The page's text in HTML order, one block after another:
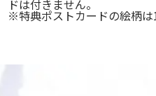
ドは付きません。
※特典ポストカードの絵柄は